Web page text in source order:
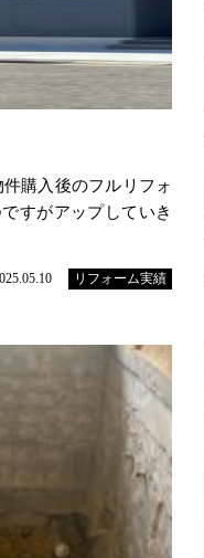
購入後のフルリフォ
すがアップしていき
リフォーム実績